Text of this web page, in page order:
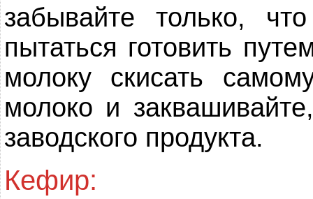
забывайте только,
пытаться готовить
молоку скисать
молоко и
заводского продукта.
Кефир: